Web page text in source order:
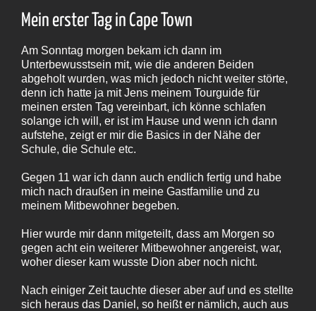
Mein erster Tag in Cape Town
Am Sonntag morgen bekam ich dann im
Unterbewusstsein mit, wie die anderen Beiden
abgeholt wurden, was mich jedoch nicht weiter störte,
denn ich hatte ja mit Jens meinem Tourguide für
meinen ersten Tag vereinbart, ich könne schlafen
solange ich will, er ist im Hause und wenn ich dann
aufstehe, zeigt er mir die Basics in der Nähe der
Schule, die Schule etc.
Gegen 11 war ich dann auch endlich fertig und habe
mich nach draußen in meine Gastfamilie und zu
meinem Mitbewohner begeben.
Hier wurde mir dann mitgeteilt, dass am Morgen so
gegen acht ein weiterer Mitbewohner angereist, war,
woher dieser kam wusste Dion aber noch nicht.
Nach einiger Zeit tauchte dieser aber auf und es stellte
sich heraus das Daniel, so heißt er nämlich, auch aus